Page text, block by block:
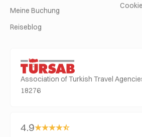
Meine Buchung
Reiseblog
Association of Turkish Travel
18276
4.9